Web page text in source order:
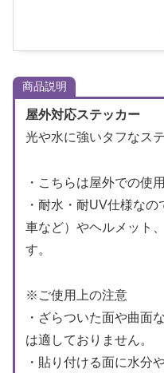
商品説明
屋外対応ステッカー
光や水に強いタフなス
・こちらは屋外での使
・耐水・耐UV仕様な
車など）やヘルメット
す。
※ご使用上の注意
・ざらついた面や曲面
は適しておりません。
・貼り付ける面に水分